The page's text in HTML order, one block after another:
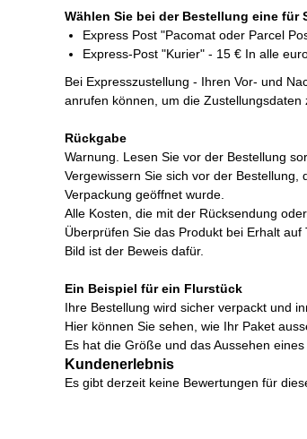
Wählen Sie bei der Bestellung eine für
Express Post "Pacomat oder Parcel
Express-Post "Kurier" - 15 € In alle
Bei Expresszustellung - Ihren Vor- und
anrufen können, um die
Rückgabe
Warnung. Lesen Sie vor der Bestellung
Vergewissern Sie sich vor der
Verpackung geöffnet wurde.
Alle Kosten, die mit der Rücksendung
Überprüfen Sie das Produkt bei Erhalt
Bild ist der Beweis dafür.
Ein Beispiel für ein Flurstück
Ihre Bestellung wird sicher verpackt und
Hier können Sie sehen, wie Ihr Paket
Es hat die Größe und das Aussehen
Kundenerlebnis
Es gibt derzeit keine Bewertungen für